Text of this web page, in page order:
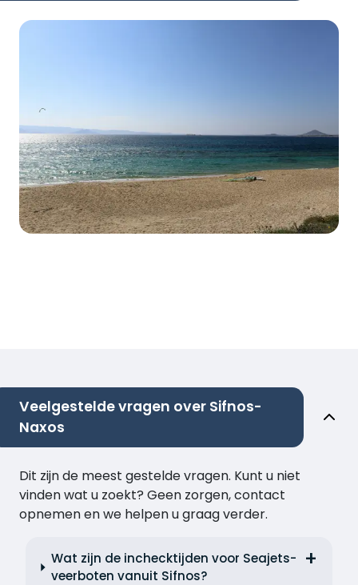
Veelgestelde vragen over Sifnos-
Naxos
Dit zijn de meest gestelde vragen. Kunt u niet
vinden wat u zoekt? Geen zorgen, contact
opnemen en we helpen u graag verder.
Wat zijn de inchecktijden voor Seajets-
veerboten vanuit Sifnos?